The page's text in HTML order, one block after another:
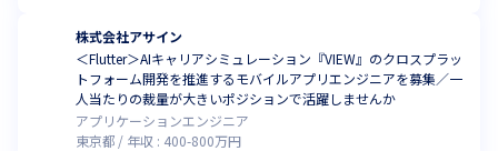
株式会社アサイン
＜Flutter＞AIキャリアシミュレーション『VIEW』のクロスプラッ
トフォーム開発を推進するモバイルアプリエンジニアを募集／一
人当たりの裁量が大きいポジションで活躍しませんか
アプリケーションエンジニア
東京都
年収 : 400-800万円